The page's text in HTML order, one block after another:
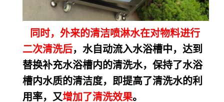
同时，外来的清洁喷淋水在对物料进行
二次清洗后，水自动流入水浴槽中，达到
替换补充水浴槽内的清洗水，保持了水浴
槽内水质的清洁度，即提高了清洗水的利
用率，又增加了清洗效果。